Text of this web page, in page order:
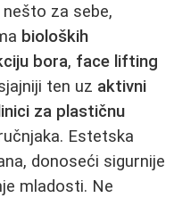
za sebe,
bioloških
bora, face lifting
ten uz aktivni
za plastičnu
Estetska
donoseći sigurnije
mladosti. Ne